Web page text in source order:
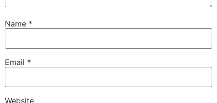
Name *
Email *
Website